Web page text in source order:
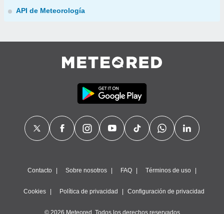
API de Meteorología
Contacto Sobre nosotros FAQ Términos de uso
Cookies Política de privacidad Configuración de privacidad
© 2026 Meteored. Todos los derechos reservados